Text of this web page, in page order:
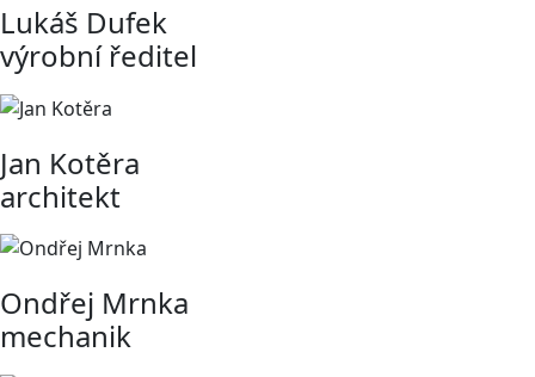
Lukáš Dufek
výrobní ředitel
Jan Kotěra
architekt
Ondřej Mrnka
mechanik